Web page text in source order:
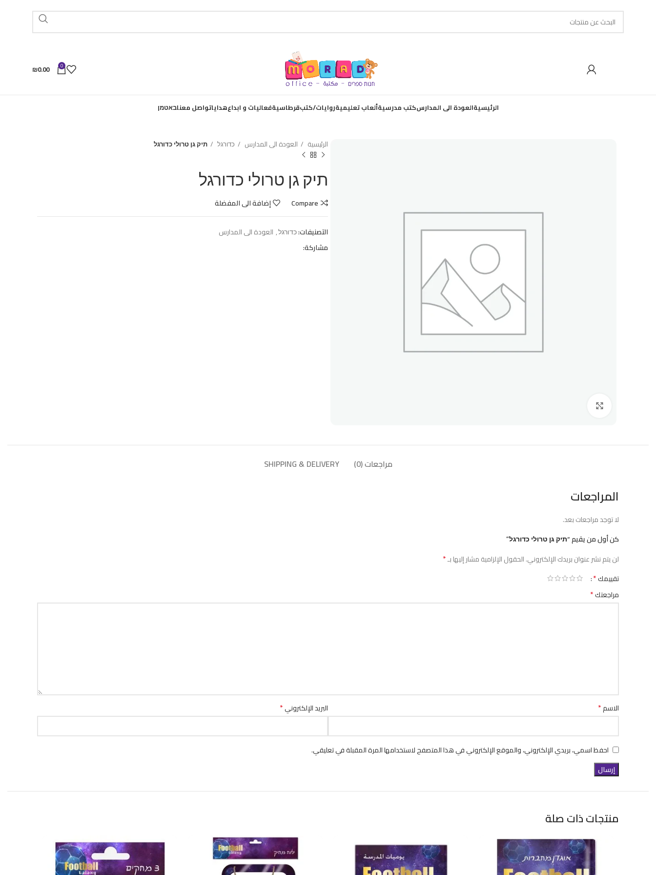
0
₪0.00
الرئيسيةالعودة الى المدارسكتب مدرسيةألعاب تعليميةروايات/كتبقرطاسيةفعاليات و ابداعهداياتواصل معناבאטמן
الرئيسية العودة الى المدارس כדורגל תיק גן טרולי כדורגל
תיק גן טרולי כדורגל
Compare إضافة الى المفضلة
التصنيفات:כדורגל, العودة الى المدارس
مشاركة:
مراجعات (0) SHIPPING & DELIVERY
المراجعات
لا توجد مراجعات بعد.
كن أول من يقيم “תיק גן טרולי כדורגל”
لن يتم نشر عنوان بريدك الإلكتروني.الحقول الإلزامية مشار إليها بـ*
تقييمك*
مراجعتك*
الاسم* البريد الإلكتروني*
احفظ اسمي، بريدي الإلكتروني، والموقع الإلكتروني في هذا المتصفح لاستخدامها المرة المقبلة في تعليقي.
منتجات ذات صلة